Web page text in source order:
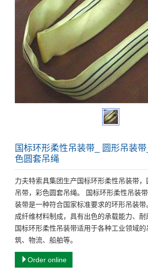
国标环形柔性吊装带_ 圆形吊装
色圆套吊绳
力夫特索具集团生产国标环形柔性吊装带
吊带，彩色圆套吊绳。 国标环形柔性吊装
装带是一种符合国家标准要求的环形吊装
成纤维材料制成，具有出色的承载能力、耐
国标环形柔性吊装带适用于各种工业领域
筑、物流、船舶等。
Order online